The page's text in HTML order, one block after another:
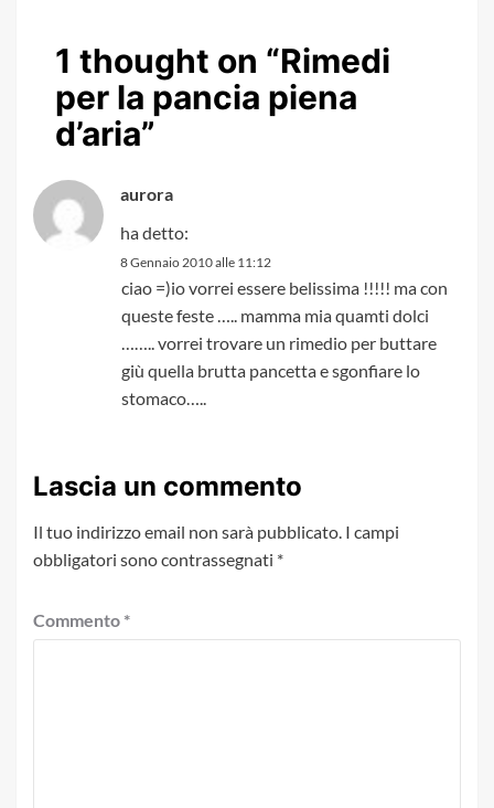
1 thought on “Rimedi
per la pancia piena
d’aria”
aurora
ha detto:
8 Gennaio 2010 alle 11:12
ciao =)io vorrei essere belissima !!!!! ma con
queste feste ….. mamma mia quamti dolci
…….. vorrei trovare un rimedio per buttare
giù quella brutta pancetta e sgonfiare lo
stomaco…..
Lascia un commento
Il tuo indirizzo email non sarà pubblicato. I campi
obbligatori sono contrassegnati *
Commento *